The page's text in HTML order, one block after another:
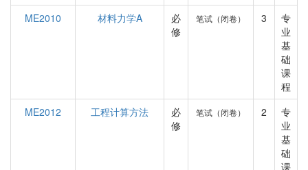
ME2010
材料力学A
必
修
笔试（闭卷） 3
专
业
基
础
课
程
ME2012
工程计算方法
必
修
笔试（闭卷） 2
专
业
基
础
课